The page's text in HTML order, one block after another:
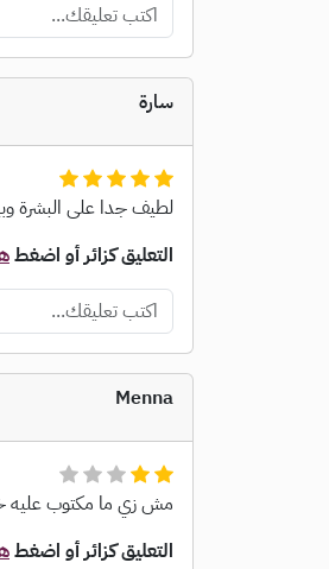
سارة
لطيف جدا على البشرة
التعليق كزائر أو اضغط
Menna
مش زي ما مكتوب عليه
التعليق كزائر أو اضغط